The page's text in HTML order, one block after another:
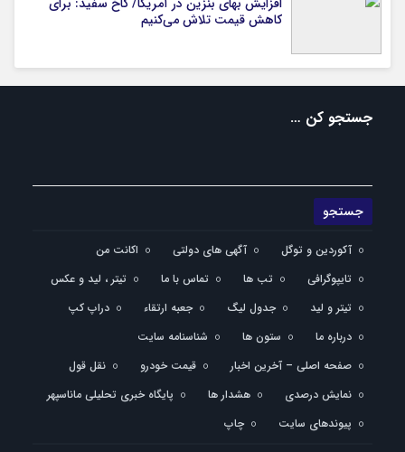
کاهش قیمت تلاش می‌کنیم
جستجو کن …
آکوردین و توگل آگهی های دولتی
اکانت من
تایپوگرافی
تب ها تماس با ما
تیتر ، لید و عکس
تیتر و لید
جدول لیگ جعبه ارتقاء
دراپ کپ
درباره ما
ستون ها
شناسنامه سایت
صفحه اصلی – آخرین اخبار
قیمت خودرو
نقل قول
نمایش درصدی
هشدار ها
پایگاه خبری تحلیلی ماناسپهر
پیوندهای سایت
چاپ